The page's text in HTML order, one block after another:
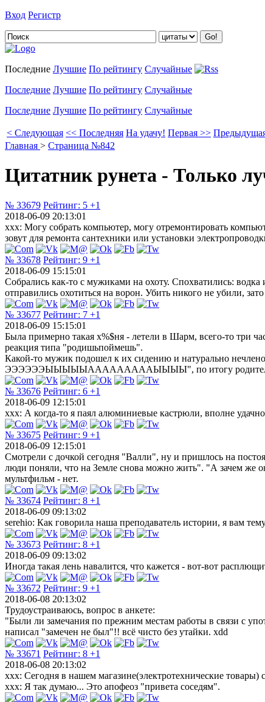
Вход Регистр
Последние Лучшие По рейтингу Случайные
Последние Лучшие По рейтингу Случайные
Последние Лучшие По рейтингу Случайные
< Следующая << Последняя На удачу! Первая >>
Главная > Страница №842
Цитатник рунета - Только
№ 33679 Рейтинг: 5 +1
2018-06-09 20:13:01
xxx: Могу собрать компьютер, могу отремонтировать
зовут для ремонта сантехники или установки
№ 33678 Рейтинг: 9 +1
2018-06-09 15:15:01
Собрались как-то с мужиками на охоту. Спохватились:
отправились охотиться на ворон. Убить никого не убили,
№ 33677 Рейтинг: 7 +1
2018-06-09 15:15:01
Была примерно такая х%$ня - летели в Шарм, всего-то три
реакция типа "родишьпоймешь".
Какой-то мужик подошел к их сидению и натурально
ЭЭЭЭЭЭЫЫЫЫЫАААААААААЫЫЫЫ", по итогу
№ 33676 Рейтинг: 6 +1
2018-06-09 12:15:01
xxx: А когда-то я паял алюминиевые кастрюли, вполне
№ 33675 Рейтинг: 9 +1
2018-06-09 12:15:01
Смотрели с дочкой сегодня "Валли", ну и пришлось на
люди поняли, что на Земле снова можно жить". "А зачем же
мультфильм - нет.
№ 33674 Рейтинг: 8 +1
2018-06-09 09:13:02
serehio: Как говорила наша преподаватель истории, я вам
№ 33673 Рейтинг: 8 +1
2018-06-09 09:13:02
Иногда такая лень навалится, что кажется - вот-вот
№ 33672 Рейтинг: 9 +1
2018-06-08 20:13:02
Трудоустраиваюсь, вопрос в анкете:
"Были ли замечания по прежним местам работы в связи с
написал "замечен не был"!! всё чисто без утайки. xdd
№ 33671 Рейтинг: 8 +1
2018-06-08 20:13:02
xxx: Сегодня в нашем магазине(электротехнические
xxx: Я так думаю... Это апофеоз "привета соседям".